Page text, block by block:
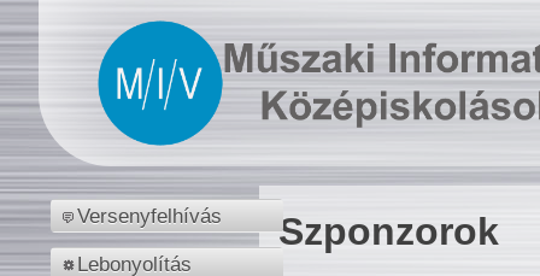
Versenyfelhívás
Lebonyolítás
Szponzorok